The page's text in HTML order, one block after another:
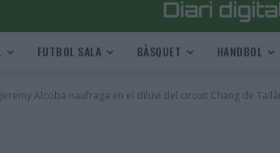
FUTBOL SALA BÀSQUET HANDBOL
Jeremy Alcoba naufraga en el diluvi del circuit Chang de